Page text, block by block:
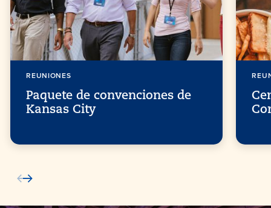
REUNIONES
Paquete de convenciones de
Kansas City